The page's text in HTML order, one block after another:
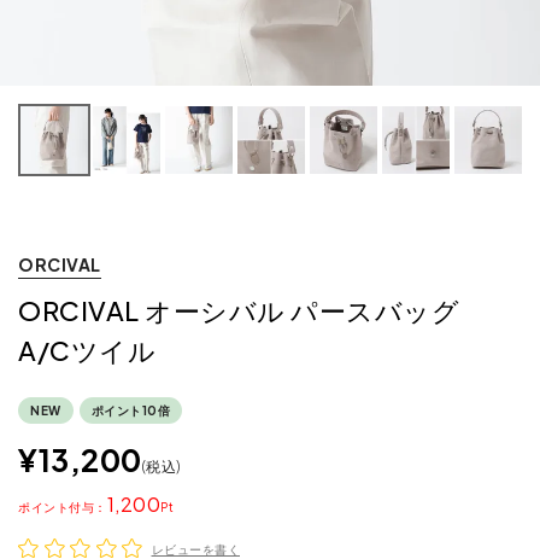
ORCIVAL
ORCIVAL オーシバル パースバッグ
A/Cツイル
NEW ポイント10倍
¥13,200 税込
1,200
ポイント
レビューを書く